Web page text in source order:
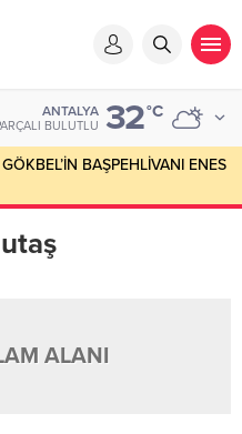
ANTALYA
BULUTLU 32°C
BAŞPEHLİVANI ENES
ALANI